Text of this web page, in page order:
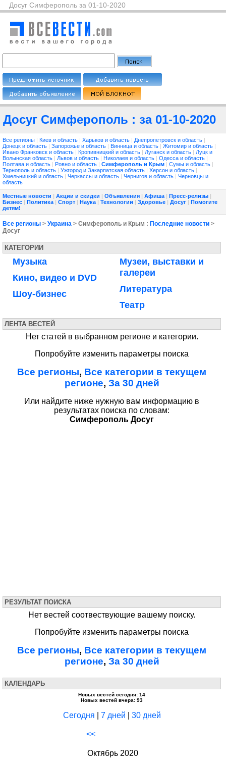
Досуг Симферополь за 01-10-2020
Досуг Симферополь : за 01-10-2020
Все регионы | Киев и область | Харьков и область | Днепропетровск и область |
Донецк и область | Запорожье и область | Винница и область | Житомир и область |
Ивано Франковск и область | Кропивницкий и область | Луганск и область | Луцк и
Волынская область | Львов и область | Николаев и область | Одесса и область |
Полтава и область | Ровно и область | Симферополь и Крым | Сумы и область |
Тернополь и область | Ужгород и Закарпатская область | Херсон и область |
Хмельницкий и область | Черкассы и область | Чернигов и область | Черновцы и
область
Местные новости | Акции и скидки | Объявления | Афиша | Пресс-релизы |
Бизнес | Политика | Спорт | Наука | Технологии | Здоровье | Досуг | Помогите
детям!
Все регионы > Украина > Симферополь и Крым : Последние новости >
Досуг
КАТЕГОРИИ
Музыка
Кино, видео и DVD
Шоу-бизнес
Музеи, выставки и
галереи
Литература
Театр
ЛЕНТА ВЕСТЕЙ
Нет статей в выбранном регионе и категории.
Попробуйте изменить параметры поиска
Все регионы, Все категории в текущем
регионе, За 30 дней
Или найдите ниже нужную вам информацию в
результатах поиска по словам:
Симферополь Досуг
РЕЗУЛЬТАТ ПОИСКА
Нет вестей соотвествующие вашему поиску.
Попробуйте изменить параметры поиска
Все регионы, Все категории в текущем
регионе, За 30 дней
КАЛЕНДАРЬ
Новых вестей сегодня: 14
Новых вестей вчера: 93
Сегодня 7 дней 30 дней
<<
Октябрь 2020